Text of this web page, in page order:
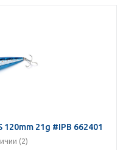
120mm 21g #IPB 662401
(2)